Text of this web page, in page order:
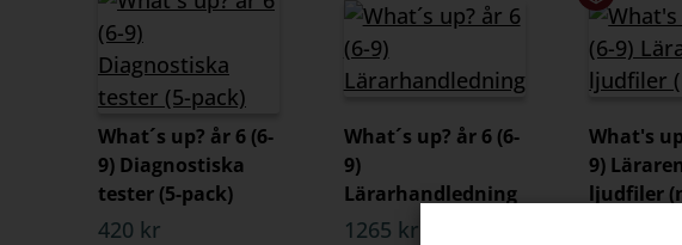
What´s up? år 6 (6-
9) Diagnostiska
tester (5-pack)
420 kr
What´s up? år 6 (6-
9)
Lärarhandledning
1265 kr
What's
9)
ljudfiler